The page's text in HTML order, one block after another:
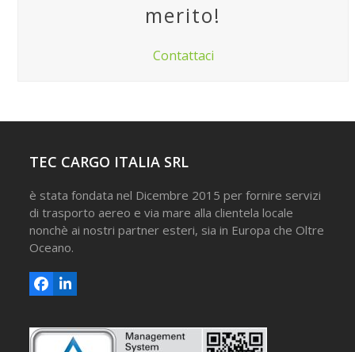
merito!
Contattaci
TEC CARGO ITALIA SRL
è stata fondata nel Dicembre 2015 per fornire servizi
di trasporto aereo e via mare alla clientela locale
nonchè ai nostri partner esteri, sia in Europa che Oltre
Oceano.
Facebook
LinkedIn